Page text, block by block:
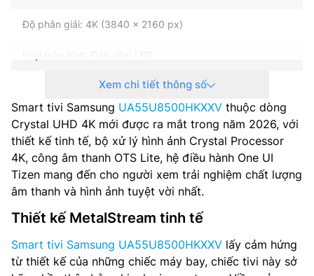
Độ phân giải: 4K (3840 x 2160 px)
Loại màn hình: Đèn nền: LED
Tần số quét: 50 Hz, 4K 60 Hz (for HDMI 1/2/3), DLG 120
Hệ điều hành – Giao diện: Tizen OS
Bộ xử lý: Crystal Processor 4K
Tổng công suất loa: 20 W
Hệ thống loa: 2.0 ch
Công nghệ âm thanh: Object Tracking Sound Lite,
Adaptive Sound, Q-Symphony
Xem chi tiết thông số
Smart tivi Samsung UA55U8500HKXXV thuộc dòng
Crystal UHD 4K mới được ra mắt trong năm 2026, với
thiết kế tinh tế, bộ xử lý hình ảnh Crystal Processor
4K, công âm thanh OTS Lite, hệ điều hành One UI
Tizen mang đến cho người xem trải nghiệm chất lượng
âm thanh và hình ảnh tuyệt vời nhất.
Thiết kế MetalStream tinh tế
Smart tivi Samsung UA55U8500HKXXV lấy cảm hứng
từ thiết kế của những chiếc máy bay, chiếc tivi này sở